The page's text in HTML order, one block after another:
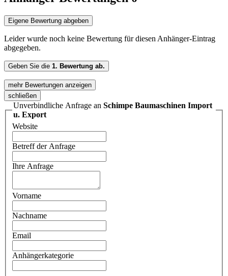
Eigene Bewertung abgeben
Leider wurde noch keine Bewertung für diesen Anhänger-Eintrag
abgegeben.
Geben Sie die 1. Bewertung ab.
mehr Bewertungen anzeigen
schließen
Unverbindliche Anfrage an Schimpe Baumaschinen Import
u. Export
Website
Betreff der Anfrage
Ihre Anfrage
Vorname
Nachname
Email
Anhängerkategorie